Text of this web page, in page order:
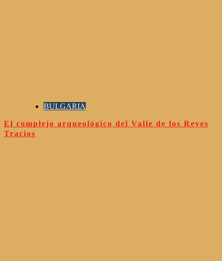
BULGARIA
El complejo arqueológico del Valle de los Reyes
Tracios